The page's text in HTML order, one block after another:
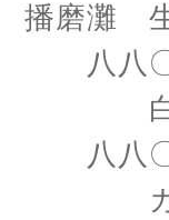
播磨
八八
白
八八
ガ